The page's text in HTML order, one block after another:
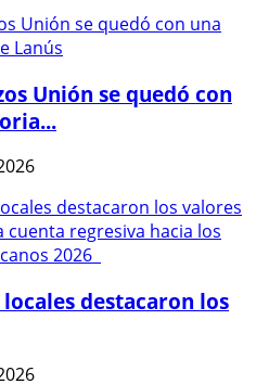
Unión se quedó con
destacaron los